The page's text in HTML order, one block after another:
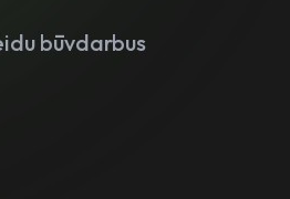
būvdarbus